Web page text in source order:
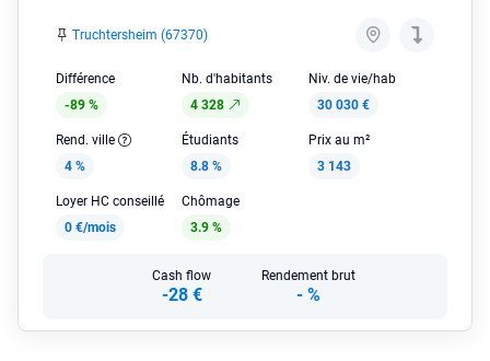
Truchtersheim (67370)
Différence
-89 %
Nb. d'habitants
4 328
Niv. de vie/hab
30 030 €
Rend. ville
4 %
Étudiants
8.8 %
Prix au m²
3 143
Loyer HC conseillé
0 €/mois
Chômage
3.9 %
Cash flow
-28 €
Rendement brut
- %